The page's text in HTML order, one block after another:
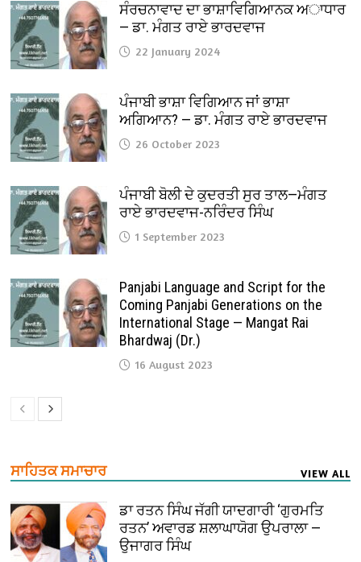
ਸੰਰਚਨਾਵਾਦ ਦਾ ਭਾਸ਼ਾਵਿਗਿਆਨਕ ਅਾਧਾਰ
— ਡਾ. ਮੰਗਤ ਰਾਏ ਭਾਰਦਵਾਜ
22 January 2024
ਪੰਜਾਬੀ ਭਾਸ਼ਾ ਵਿਗਿਆਨ ਜਾਂ ਭਾਸ਼ਾ
ਅਗਿਆਨ? — ਡਾ. ਮੰਗਤ ਰਾਏ ਭਾਰਦਵਾਜ
26 October 2023
ਪੰਜਾਬੀ ਬੋਲੀ ਦੇ ਕੁਦਰਤੀ ਸੁਰ ਤਾਲ—ਮੰਗਤ
ਰਾਏ ਭਾਰਦਵਾਜ-ਨਰਿੰਦਰ ਸਿੰਘ
1 September 2023
Panjabi Language and Script for the
Coming Panjabi Generations on the
International Stage — Mangat Rai
Bhardwaj (Dr.)
16 August 2023
ਸਾਹਿਤਕ ਸਮਾਚਾਰ VIEW ALL
ਡਾ ਰਤਨ ਸਿੰਘ ਜੱਗੀ ਯਾਦਗਾਰੀ ‘ਗੁਰਮਤਿ
ਰਤਨ’ ਅਵਾਰਡ ਸ਼ਲਾਘਾਯੋਗ ਉਪਰਾਲਾ —
ਉਜਾਗਰ ਸਿੰਘ